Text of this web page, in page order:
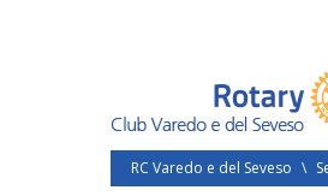
RC Varedo e del Seveso \